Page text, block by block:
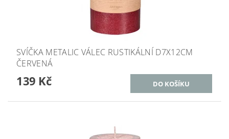
SVÍČKA METALIC VÁLEC RUSTIKÁLNÍ D7X12CM
ČERVENÁ
139 Kč